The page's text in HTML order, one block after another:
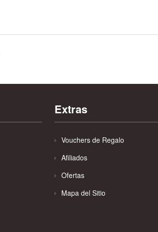
Extras
Vouchers de Regalo
Afiliados
Ofertas
Mapa del Sitio